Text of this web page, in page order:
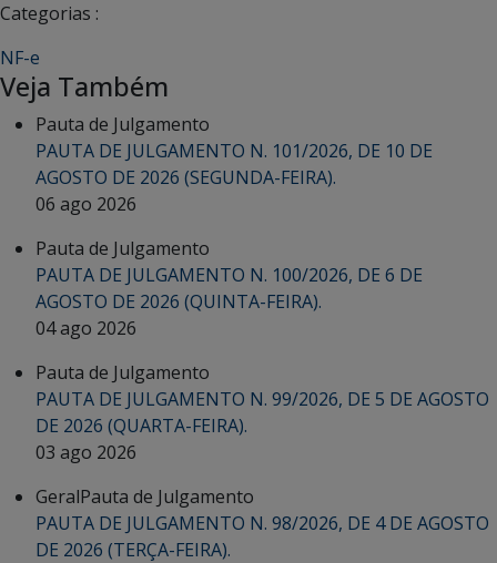
Categorias :
NF-e
Veja Também
Pauta de Julgamento
PAUTA DE JULGAMENTO N. 101/2026, DE 10 DE
AGOSTO DE 2026 (SEGUNDA-FEIRA).
06 ago 2026
Pauta de Julgamento
PAUTA DE JULGAMENTO N. 100/2026, DE 6 DE
AGOSTO DE 2026 (QUINTA-FEIRA).
04 ago 2026
Pauta de Julgamento
PAUTA DE JULGAMENTO N. 99/2026, DE 5 DE AGOSTO
DE 2026 (QUARTA-FEIRA).
03 ago 2026
GeralPauta de Julgamento
PAUTA DE JULGAMENTO N. 98/2026, DE 4 DE AGOSTO
DE 2026 (TERÇA-FEIRA).